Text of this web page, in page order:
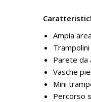
Ampia
Parete da
Vasche
Mini
Percorso